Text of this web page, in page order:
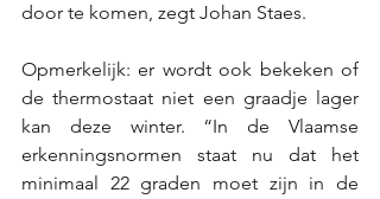
door te komen, zegt Johan Staes.
Opmerkelijk: er wordt ook bekeken of
de thermostaat niet een graadje lager
kan deze winter. “In de Vlaamse
erkenningsnormen staat nu dat het
minimaal 22 graden moet zijn in de